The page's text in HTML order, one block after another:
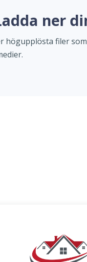
ner
högupplösta filer